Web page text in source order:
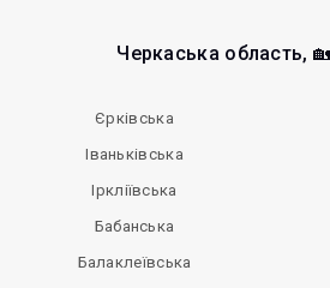
Черкаська область,
Єрківська
Іваньківська
Іркліївська
Бабанська
Балаклеївська